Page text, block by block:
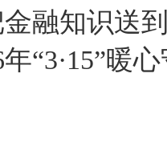
融知识送
“3·15”暖